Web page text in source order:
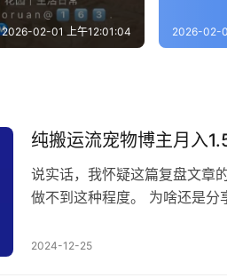
2026-02-01 上午12:01:04 2026-02-
纯搬运流宠物博主月入
说实话，我怀疑这篇复盘文章
做不到这种程度。 为啥还是分
业，我一来一只宠物都没有，
2024-12-25